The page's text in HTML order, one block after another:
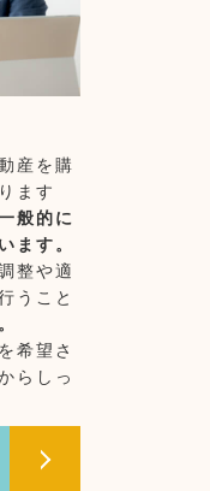
産を購
ます
般的に
ます。
整や適
うこと
希望さ
らしっ